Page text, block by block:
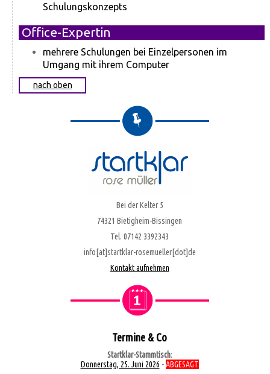
Schulungskonzepts
Office-Expertin
mehrere Schulungen bei Einzelpersonen im
Umgang mit ihrem Computer
nach oben
Bei der Kelter 5
74321 Bietigheim-Bissingen
Tel. 07142 3392343
info[at]startklar-rosemueller[dot]de
Kontakt aufnehmen
Termine & Co
Startklar-Stammtisch:
Donnerstag, 25. Juni 2026 -ABGESAGT